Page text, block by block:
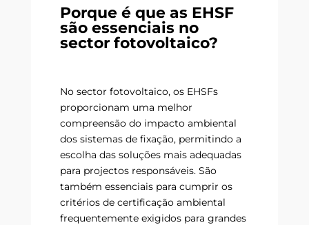
Porque é que as EHSF
são essenciais no
sector fotovoltaico?
No sector fotovoltaico, os EHSFs
proporcionam uma melhor
compreensão do impacto ambiental
dos sistemas de fixação, permitindo a
escolha das soluções mais adequadas
para projectos responsáveis. São
também essenciais para cumprir os
critérios de certificação ambiental
frequentemente exigidos para grandes